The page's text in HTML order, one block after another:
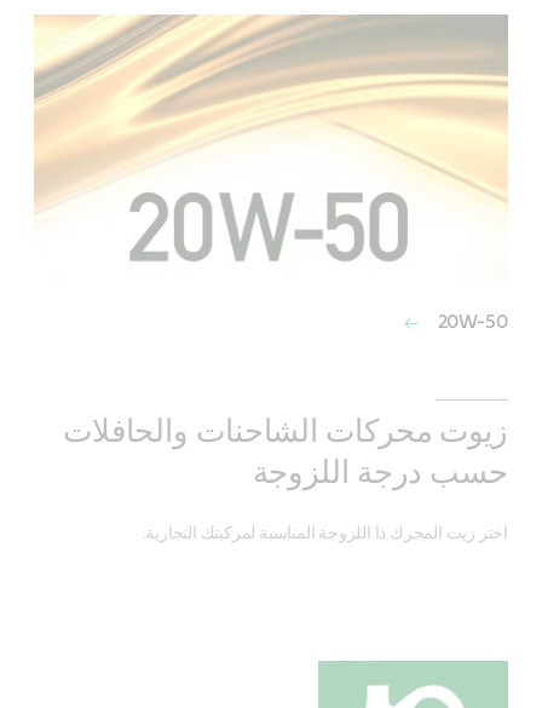
20W-50
زيوت محركات الشاحنات والحافلات
حسب درجة اللزوجة
اختر زيت المحرك ذا اللزوجة المناسبة لمركبتك التجارية.